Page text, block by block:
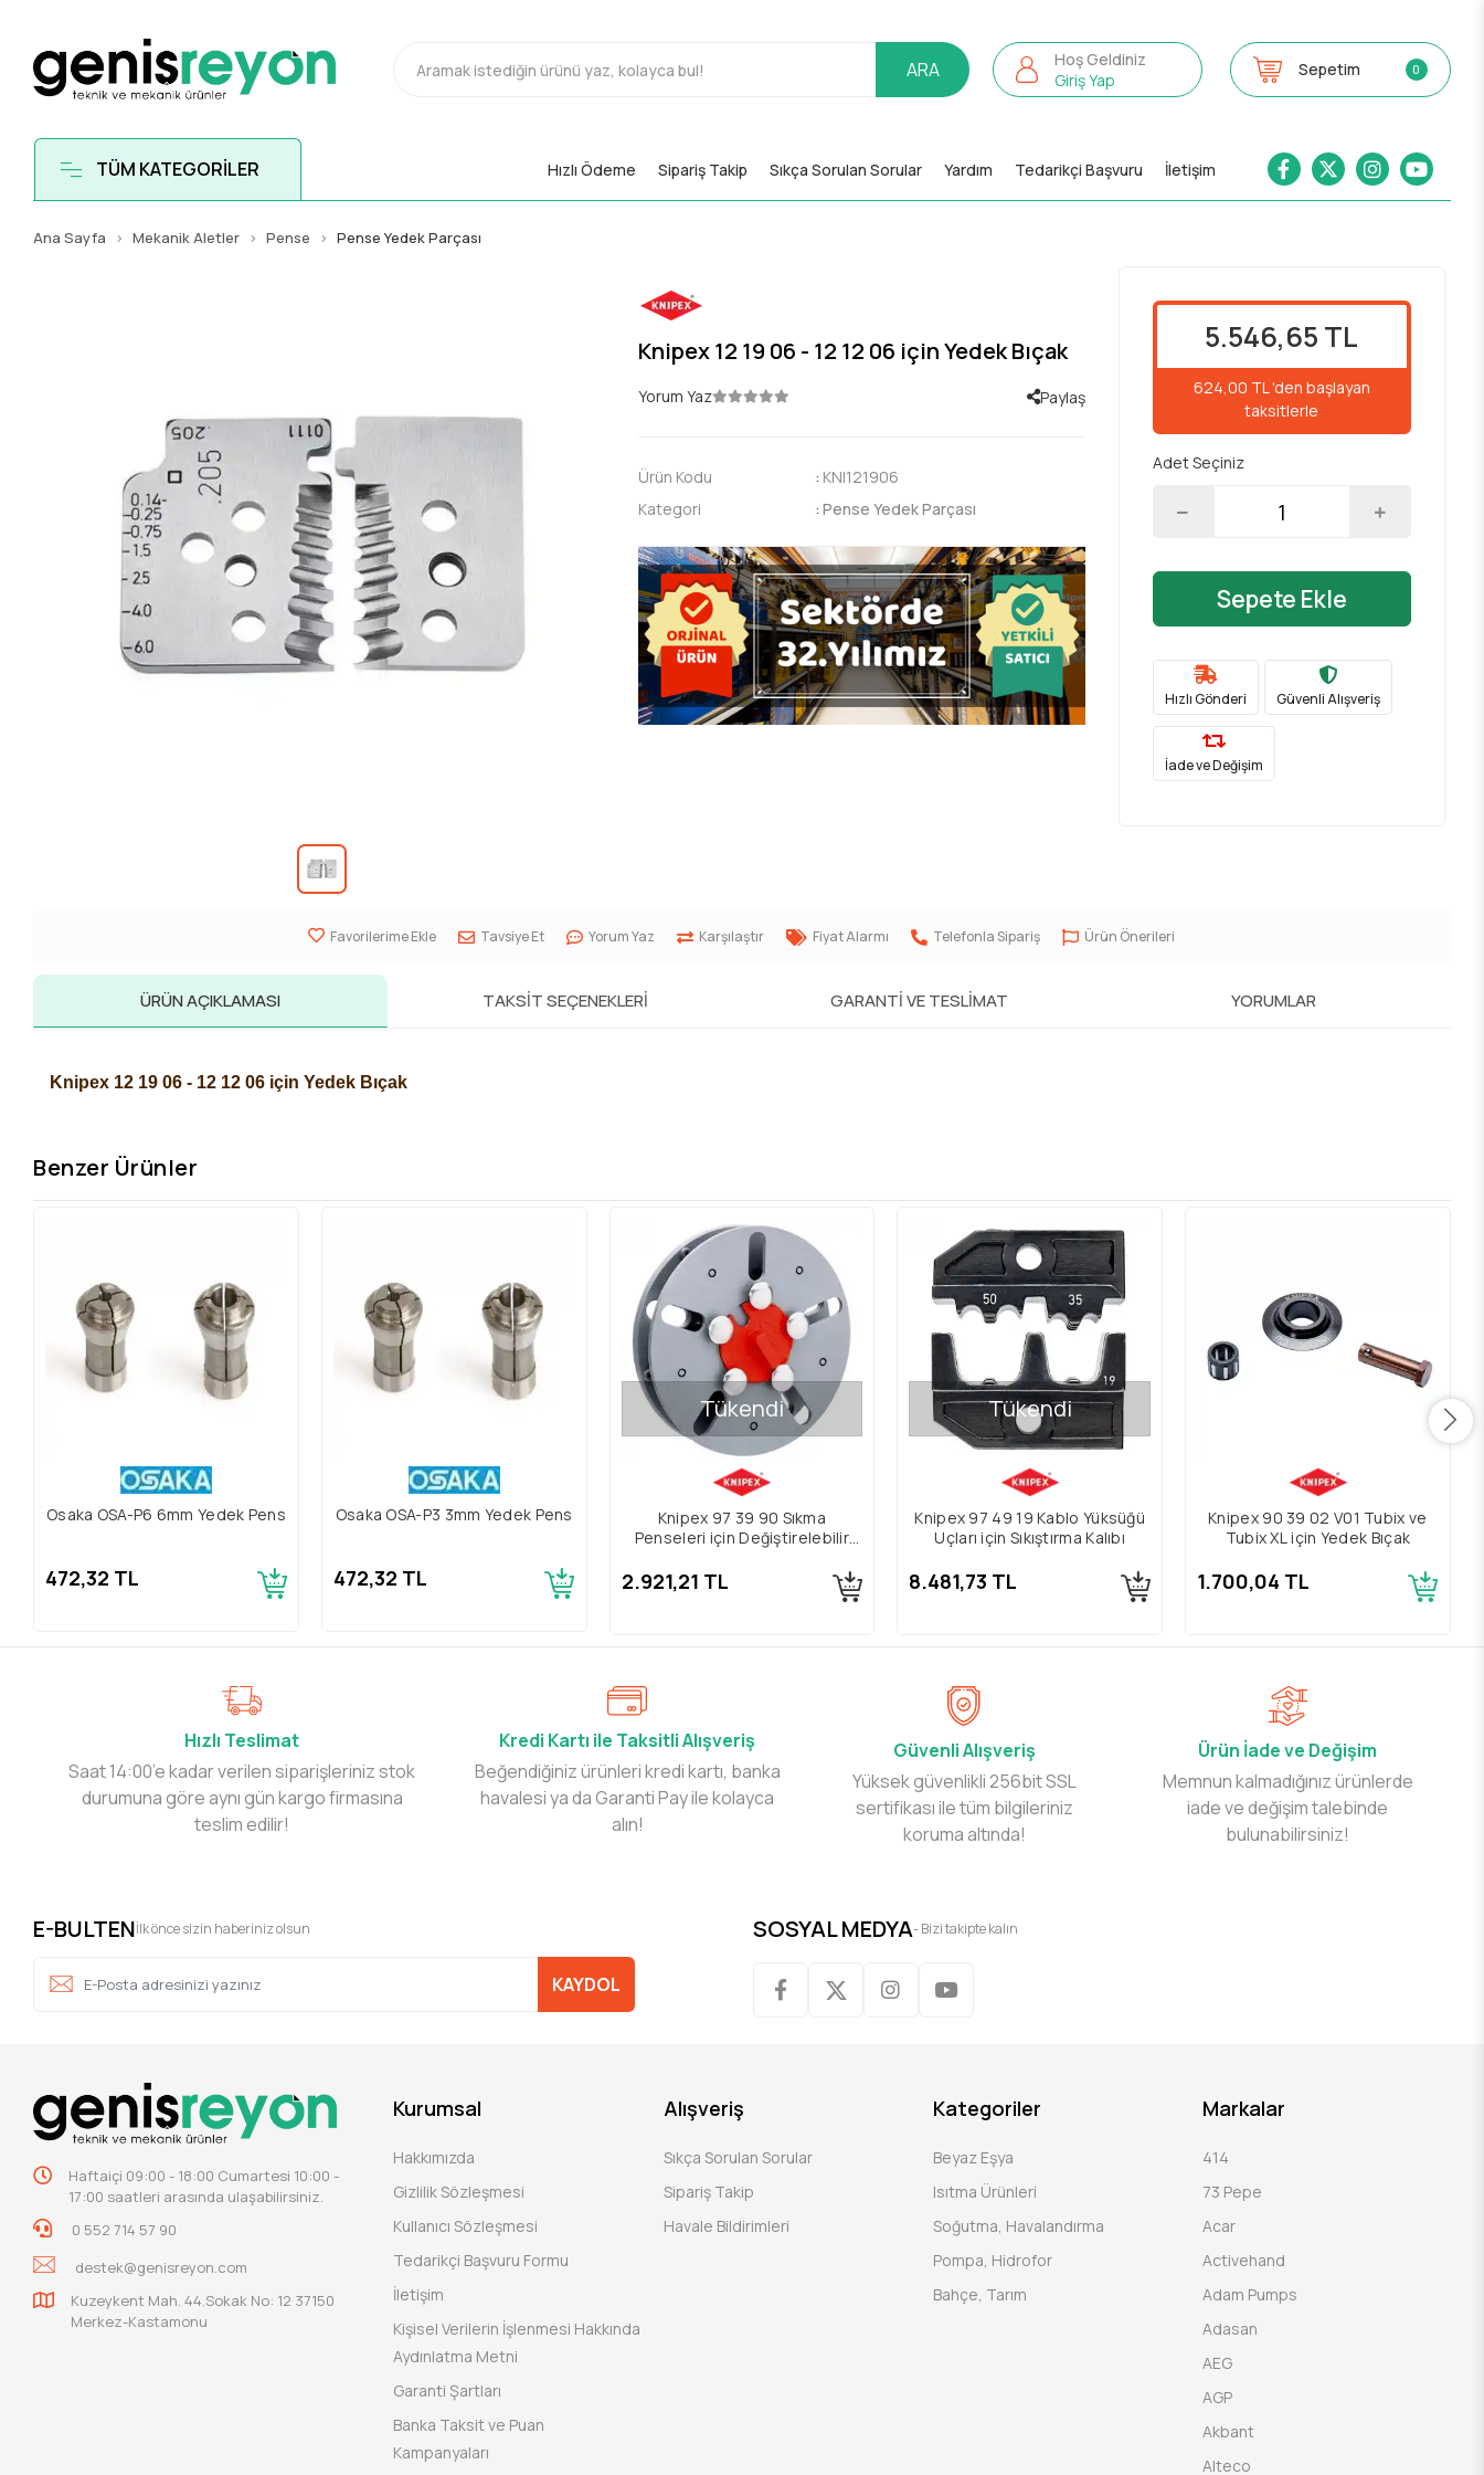
ARA
Hoş Geldiniz
Giriş Yap
Sepetim 0
TÜM KATEGORİLER Hızlı Ödeme Sipariş Takip Sıkça Sorulan Sorular Yardım Tedarikçi Başvuru İletişim
Ana Sayfa Mekanik Aletler Pense Pense Yedek Parçası
Knipex 12 19 06 - 12 12 06 için Yedek Bıçak
Yorum Yaz Paylaş
Ürün Kodu : KNI121906
Kategori
:Pense Yedek Parçası
5.546,65 TL
624,00 TL 'den başlayan
taksitlerle
Adet Seçiniz
Sepete Ekle
Hızlı Gönderi Güvenli Alışveriş
İade ve Değişim
Favorilerime Ekle Tavsiye Et Yorum Yaz Karşılaştır Fiyat Alarmı Telefonla Sipariş Ürün Önerileri
ÜRÜN AÇIKLAMASI TAKSIT SEÇENEKLERI GARANTI VE TESLIMAT YORUMLAR
Knipex 12 19 06 - 12 12 06 için Yedek Bıçak
Benzer Ürünler
Osaka OSA-P6 6mm Yedek Pens
472,32 TL
Osaka OSA-P3 3mm Yedek Pens
472,32 TL
Tükendi
Knipex 97 39 90 Sıkma
Penseleri için Değiştirelebilir
2.921,21 TL
Tükendi
Knipex 97 49 19 Kablo Yüksüğü
Uçları için Sıkıştırma Kalıbı
8.481,73 TL
Knipex 90 39 02 V01 Tubix ve
Tubix XL için Yedek Bıçak
1.700,04 TL
Hızlı Teslimat
Saat 14:00’e kadar verilen siparişleriniz stok
durumuna göre aynı gün kargo firmasına
teslim edilir!
Kredi Kartı ile Taksitli Alışveriş
Beğendiğiniz ürünleri kredi kartı, banka
havalesi ya da Garanti Pay ile kolayca
alın!
Güvenli Alışveriş
Yüksek güvenlikli 256bit SSL
sertifikası ile tüm bilgileriniz
koruma altında!
Ürün İade ve Değişim
Memnun kalmadığınız ürünlerde
iade ve değişim talebinde
bulunabilirsiniz!
E-BULTENİlk önce sizin haberiniz olsun
KAYDOL
SOSYAL MEDYA- Bizi takipte kalın
Haftaiçi 09:00 - 18:00 Cumartesi 10:00 -
17:00 saatleri arasında ulaşabilirsiniz.
0 552 714 57 90
destek@genisreyon.com
Kuzeykent Mah. 44.Sokak No: 12 37150
Merkez-Kastamonu
Kurumsal
Hakkımızda
Gizlilik Sözleşmesi
Kullanıcı Sözleşmesi
Tedarikçi Başvuru Formu
İletişim
Kişisel Verilerin İşlenmesi Hakkında
Aydınlatma Metni
Garanti Şartları
Banka Taksit ve Puan
Kampanyaları
Alışveriş
Sıkça Sorulan Sorular
Sipariş Takip
Havale Bildirimleri
Kategoriler
Beyaz Eşya
Isıtma Ürünleri
Soğutma, Havalandırma
Pompa, Hidrofor
Bahçe, Tarım
Markalar
414
73 Pepe
Acar
Activehand
Adam Pumps
Adasan
AEG
AGP
Akbant
Alteco